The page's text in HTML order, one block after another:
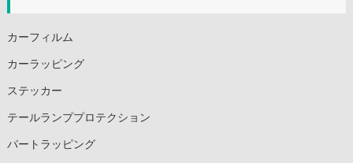
カーフィルム
カーラッピング
ステッカー
テールランププロテクション
パートラッピング